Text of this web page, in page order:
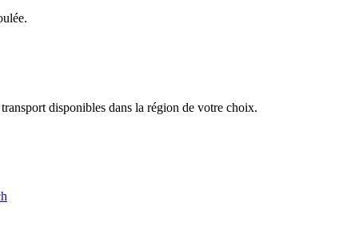
disponibles dans la région de votre choix.